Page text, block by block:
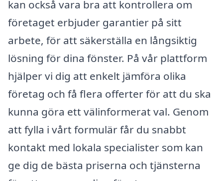
kan också vara bra att kontrollera om
företaget erbjuder garantier på sitt
arbete, för att säkerställa en långsiktig
lösning för dina fönster. På vår plattform
hjälper vi dig att enkelt jämföra olika
företag och få flera offerter för att du ska
kunna göra ett välinformerat val. Genom
att fylla i vårt formulär får du snabbt
kontakt med lokala specialister som kan
ge dig de bästa priserna och tjänsterna